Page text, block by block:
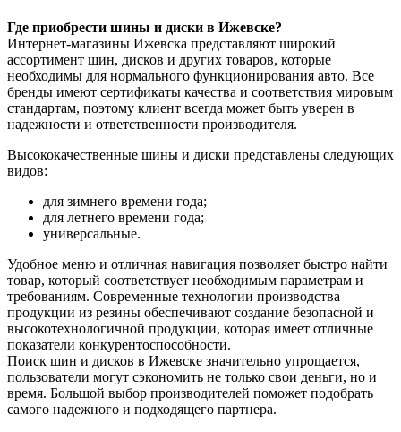
Где приобрести шины и диски в Ижевске?
Интернет-магазины Ижевска представляют широкий
ассортимент шин, дисков и других товаров, которые
необходимы для нормального функционирования авто. Все
бренды имеют сертификаты качества и соответствия мировым
стандартам, поэтому клиент всегда может быть уверен в
надежности и ответственности производителя.
Высококачественные шины и диски представлены следующих
видов:
для зимнего времени года;
для летнего времени года;
универсальные.
Удобное меню и отличная навигация позволяет быстро найти
товар, который соответствует необходимым параметрам и
требованиям. Современные технологии производства
продукции из резины обеспечивают создание безопасной и
высокотехнологичной продукции, которая имеет отличные
показатели конкурентоспособности.
Поиск шин и дисков в Ижевске значительно упрощается,
пользователи могут сэкономить не только свои деньги, но и
время. Большой выбор производителей поможет подобрать
самого надежного и подходящего партнера.